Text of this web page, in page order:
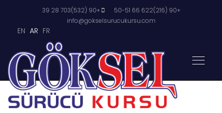
+90 (216)622 66 50-51
+90 (532)703 28 39
info@gokselsurucukursu.com
FR
AR
EN